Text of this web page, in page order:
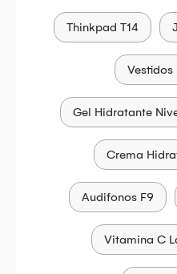
Thinkpad T14
Vestidos
Gel Hidratante
Crema
Audifonos F9
Vitamina C